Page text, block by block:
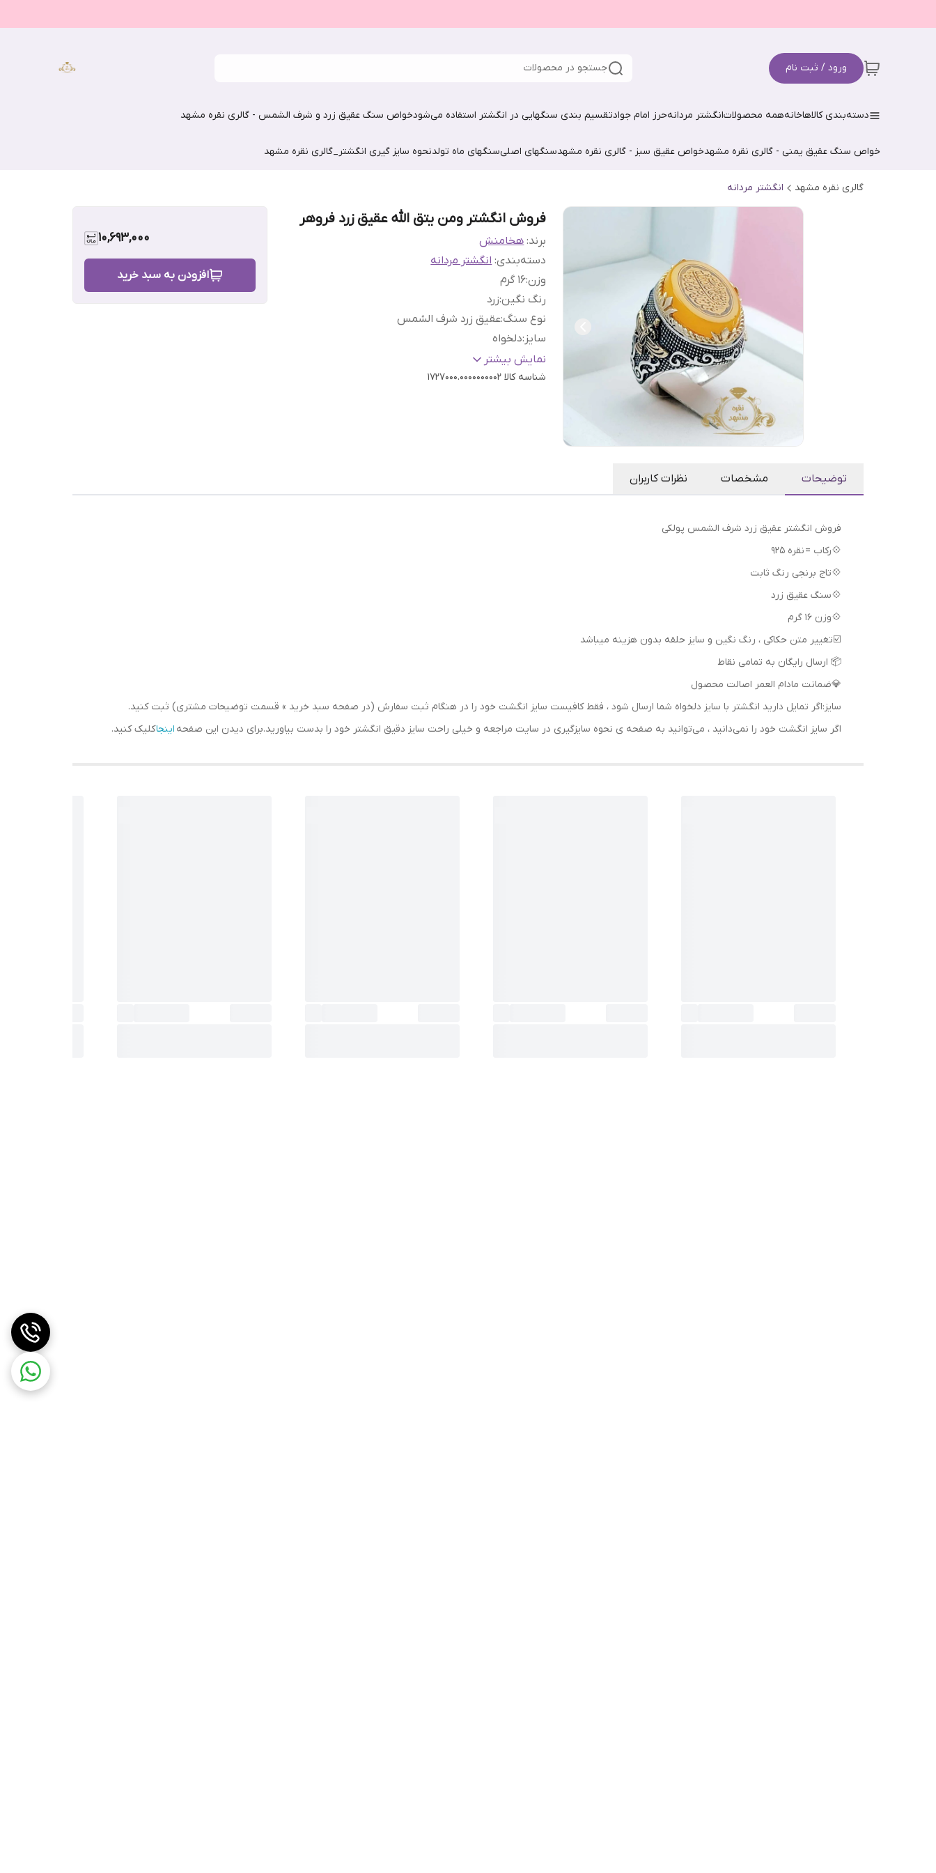
ورود / ثبت نام جستجو در محصولات
دسته‌بندی کالاهاخانههمه محصولاتانگشتر مردانهحرز امام جوادتقسیم بندی سنگهایی در انگشتر استفاده می‌شودخواص سنگ عقیق زرد و شرف الشمس - گالری نقره مشهد
خواص سنگ عقیق یمنی - گالری نقره مشهدخواص عقیق سبز - گالری نقره مشهدسنگهای اصلیسنگهای ماه تولدنحوه سایز گیری انگشتر_گالری نقره مشهد
گالری نقره مشهد انگشتر مردانه
فروش انگشتر ومن یتق الله عقیق زرد فروهر
برند: هخامنش
دسته‌بندی:انگشتر مردانه
وزن:1۶ گرم
رنگ نگین:زرد
نوع سنگ:عقیق زرد شرف الشمس
سایز :دلخواه
عیار نقره:
925
نمایش بیشتر
شناسه کالا 1727000.0000000002
10,693,000
افزودن به سبد خرید
توضیحات مشخصات نظرات کاربران
فروش انگشتر عقیق زرد شرف الشمس پولکی
💠رکاب = نقره 925
💠تاج برنجی رنگ ثابت
💠سنگ عقیق زرد
💠وزن 16 گرم
📦 ارسال رایگان به تمامی نقاط
💎ضمانت مادام العمر اصالت محصول
سایز:اگر تمایل دارید انگشتر با سایز دلخواه شما ارسال شود ، فقط کافیست سایز انگشت خود را در هنگام ثبت سفارش (در صفحه سبد خرید » قسمت توضیحات مشتری) ثبت کنید.
اگر سایز انگشت خود را نمی‌دانید ، می‌توانید به صفحه ی نحوه سایزگیری در سایت مراجعه و خیلی راحت سایز دقیق انگشتر خود را بدست بیاورید.برای دیدن این صفحه اینجاکلیک کنید.